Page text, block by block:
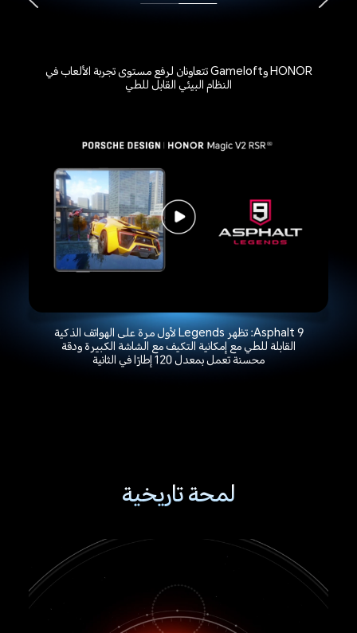
HONOR وGameloft تتعاونان لرفع مستوى تجربة الألعاب في
النظام البيئي القابل للطي
Asphalt 9: تظهر Legends لأول مرة على الهواتف الذكية
القابلة للطي مع إمكانية التكيف مع الشاشة الكبيرة ودقة
محسنة تعمل بمعدل 120 إطارًا في الثانية
لمحة تاريخية